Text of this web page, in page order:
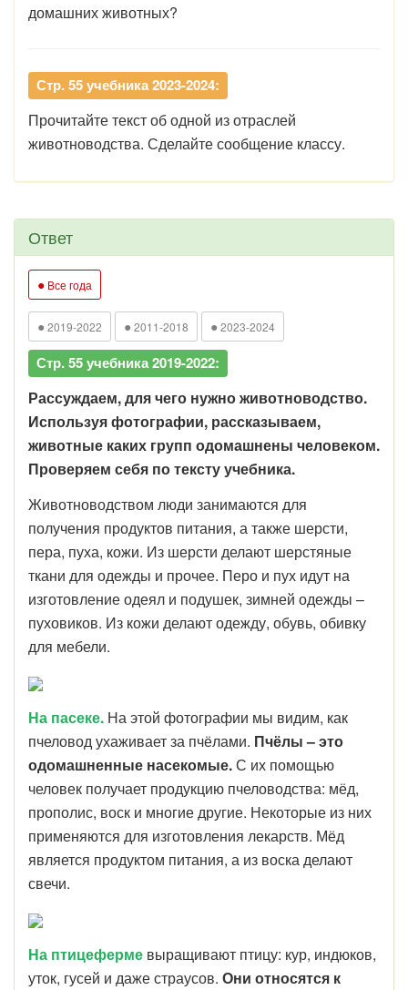
домашних животных?
Стр. 55 учебника 2023-2024:
Прочитайте текст об одной из отраслей
животноводства. Сделайте сообщение классу.
Ответ
● Все года
● 2019-2022 ● 2011-2018 ● 2023-2024
Стр. 55 учебника 2019-2022:
Рассуждаем, для чего нужно животноводство.
Используя фотографии, рассказываем,
животные каких групп одомашнены человеком.
Проверяем себя по тексту учебника.
Животноводством люди занимаются для
получения продуктов питания, а также шерсти,
пера, пуха, кожи. Из шерсти делают шерстяные
ткани для одежды и прочее. Перо и пух идут на
изготовление одеял и подушек, зимней одежды –
пуховиков. Из кожи делают одежду, обувь, обивку
для мебели.
На пасеке. На этой фотографии мы видим, как
пчеловод ухаживает за пчёлами. Пчёлы – это
одомашненные насекомые.С их помощью
человек получает продукцию пчеловодства: мёд,
прополис, воск и многие другие. Некоторые из них
применяются для изготовления лекарств. Мёд
является продуктом питания, а из воска делают
свечи.
На птицеферме выращивают птицу: кур, индюков,
уток, гусей и даже страусов. Они относятся к